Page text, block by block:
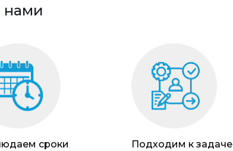
нами
сроки
Подходим к задаче